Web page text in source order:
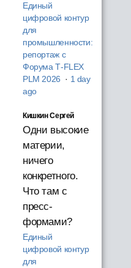
Единый
цифровой контур
для
промышленности:
репортаж с
Форума T‑FLEX
PLM 2026 · 1 day
ago
Кишкин Сергей
Одни высокие
материи,
ничего
конкретного.
Что там с
пресс-
формами?
Единый
цифровой контур
для